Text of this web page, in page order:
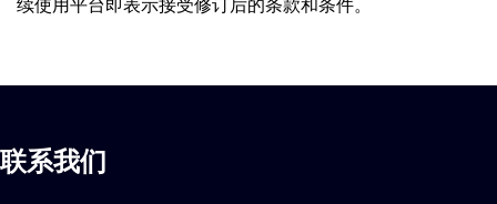
续使用平台即表示接受修订后的条款和条件。
联系我们